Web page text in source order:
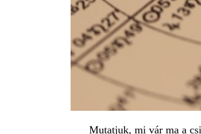
Mutatjuk, mi vár ma a